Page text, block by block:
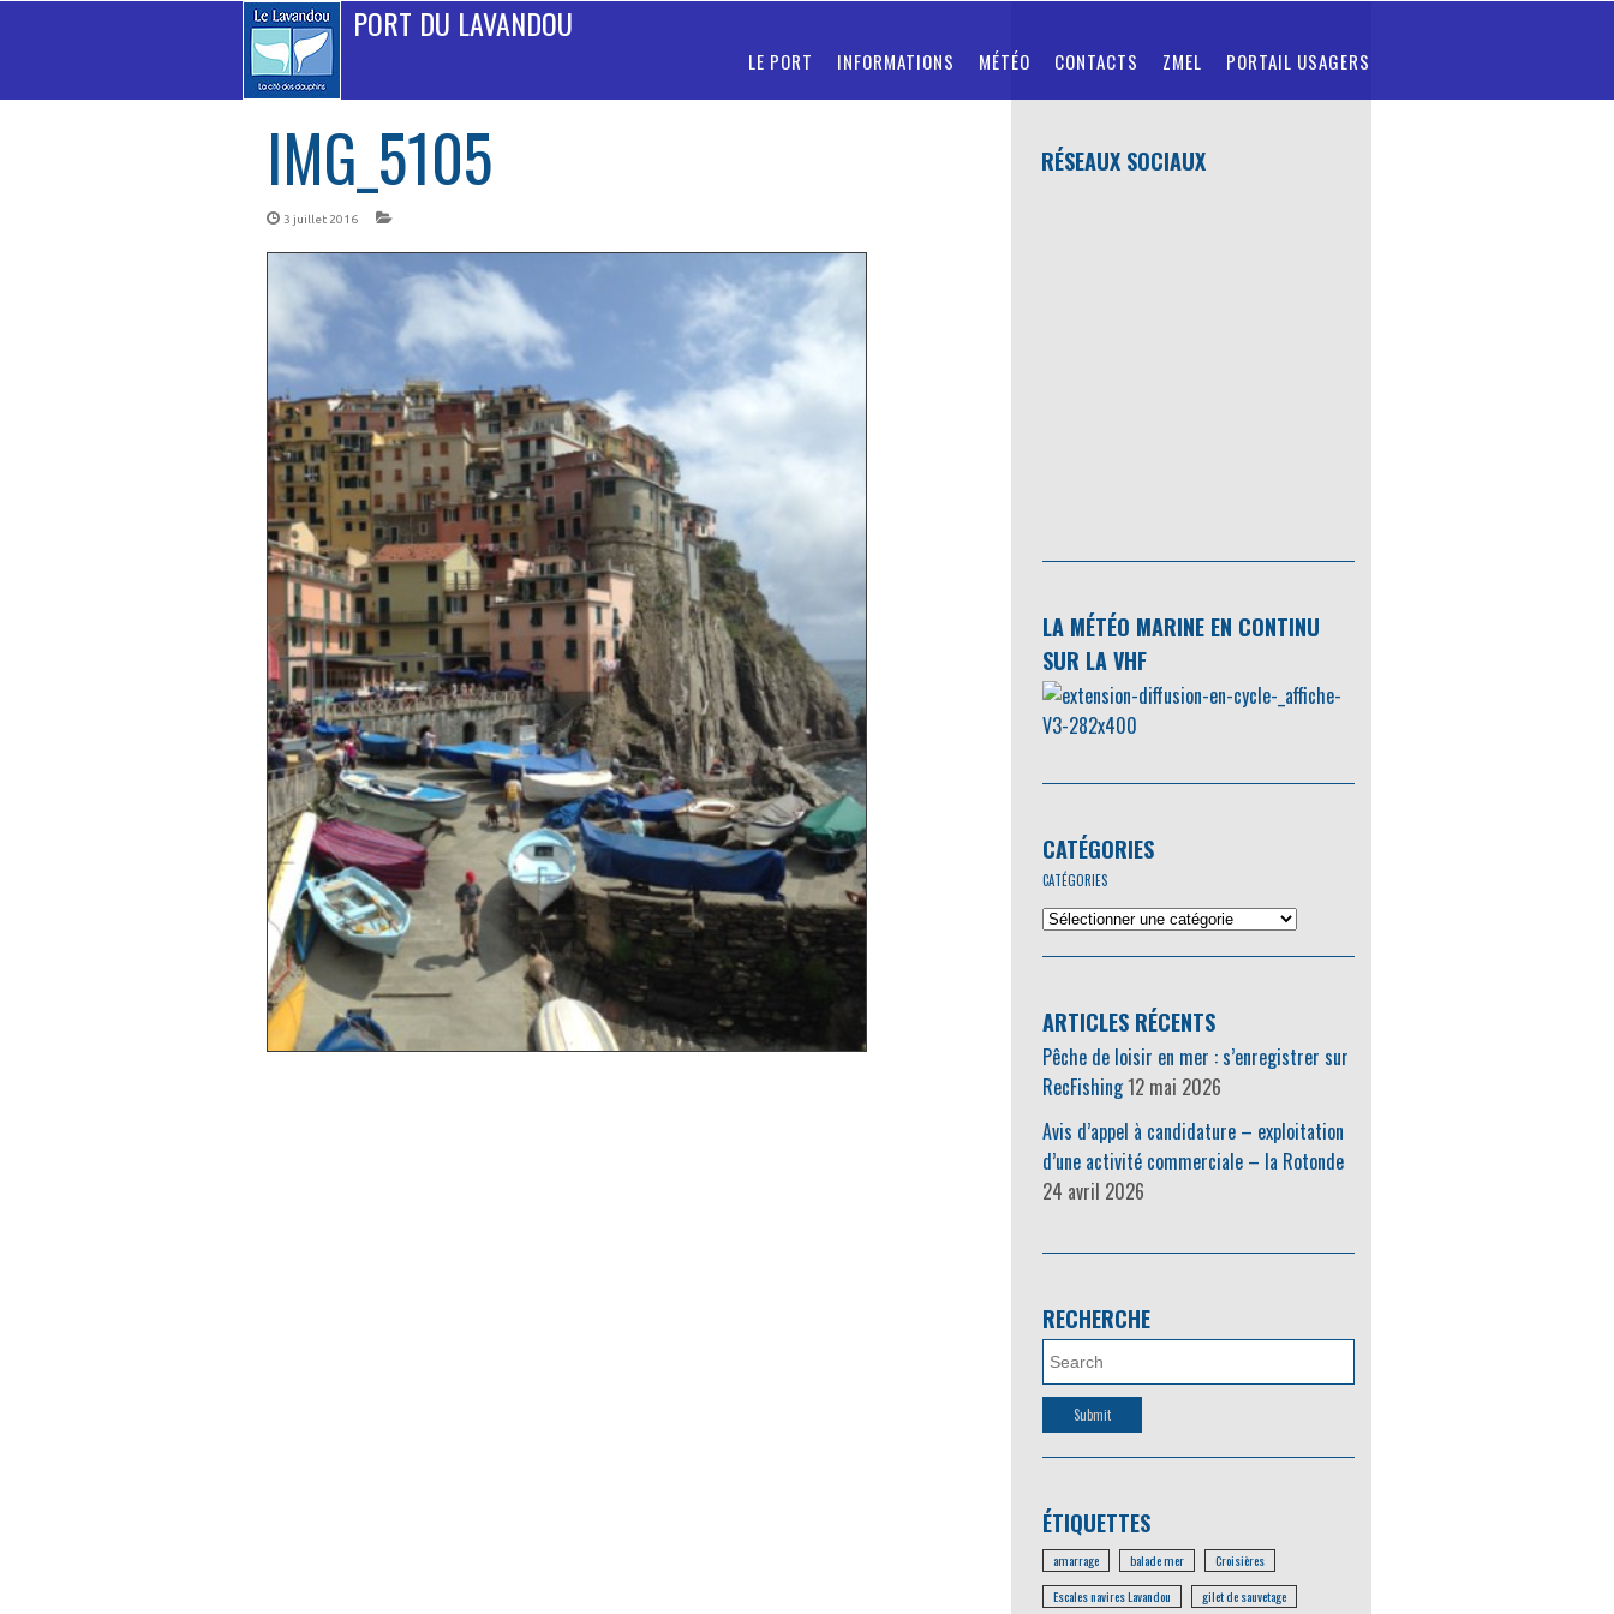
PORT DU LAVANDOU
LE PORT INFORMATIONS MÉTÉO CONTACTS ZMEL PORTAIL USAGERS
IMG_5105
3 juillet 2016
RÉSEAUX SOCIAUX
LA MÉTÉO MARINE EN CONTINU
SUR LA VHF
CATÉGORIES
CATÉGORIES
ARTICLES RÉCENTS
Pêche de loisir en mer : s’enregistrer sur
RecFishing12 mai 2026
Avis d’appel à candidature – exploitation
d’une activité commerciale – la Rotonde
24 avril 2026
RECHERCHE
ÉTIQUETTES
amarrage balade mer
Croisières
Escales navires Lavandou
gilet de sauvetage